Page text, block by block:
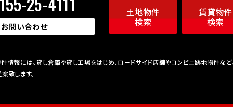
お問い合わせ
土地物件
検索
賃貸物件
検索
情報には、貸し倉庫や貸し工場をはじめ、ロードサイド店舗やコンビニ跡地物件など
致します。